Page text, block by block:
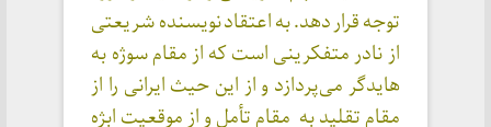
توجه قرار دهد. به اعتقاد نویسنده شریعتی
از نادر متفکرینی است که از مقام سوژه به
هایدگر می‌پردازد و از این حیث ایرانی را از
مقام تقلید به مقام تأمل و از موقعیت ابژه